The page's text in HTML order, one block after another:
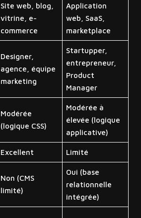
Site web, blog,
vitrine, e-
commerce
Application
web, SaaS,
marketplace
Designer,
agence, équipe
marketing
Startupper,
entrepreneur,
Product
Manager
Modérée
(logique CSS)
Modérée à
élevée (logique
applicative)
Excellent Limité
Non (CMS
limité)
Oui (base
relationnelle
intégrée)